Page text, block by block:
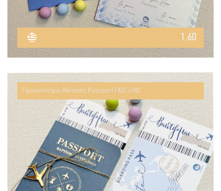
1.60
Προσκλητήριο Βάπτισης Passport ΠΒ2-4182